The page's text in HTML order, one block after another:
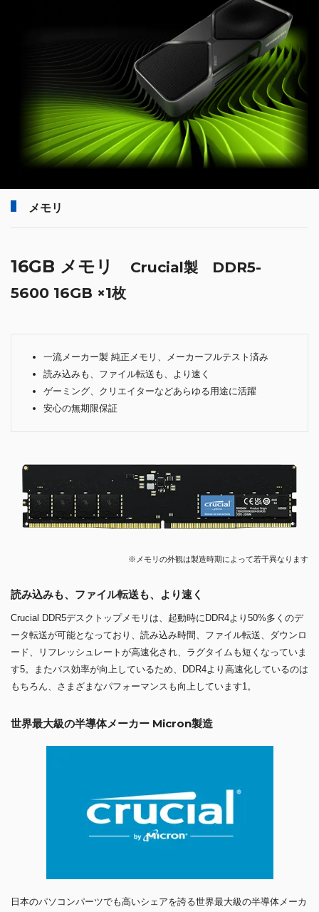
メモリ
16GB メモリ
Crucial製 DDR5-
5600 16GB ×1枚
一流メーカー製 純正メモリ、メーカーフルテスト済み
読み込みも、ファイル転送も、より速く
ゲーミング、クリエイターなどあらゆる用途に活躍
安心の無期限保証
※メモリの外観は製造時期によって若干異なります
読み込みも、ファイル転送も、より速く
Crucial DDR5デスクトップメモリは、起動時にDDR4より50%多くのデ
ータ転送が可能となっており、読み込み時間、ファイル転送、ダウンロ
ード、リフレッシュレートが高速化され、ラグタイムも短くなっていま
す5。またバス効率が向上しているため、DDR4より高速化しているのは
もちろん、さまざまなパフォーマンスも向上しています1。
世界最大級の半導体メーカー Micron製造
日本のパソコンパーツでも高いシェアを誇る世界最大級の半導体メーカ